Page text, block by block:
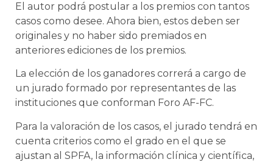
El autor podrá postular a los premios con tantos
casos como desee. Ahora bien, estos deben ser
originales y no haber sido premiados en
anteriores ediciones de los premios.
La elección de los ganadores correrá a cargo de
un jurado formado por representantes de las
instituciones que conforman Foro AF-FC.
Para la valoración de los casos, el jurado tendrá en
cuenta criterios como el grado en el que se
ajustan al SPFA, la información clínica y científica,